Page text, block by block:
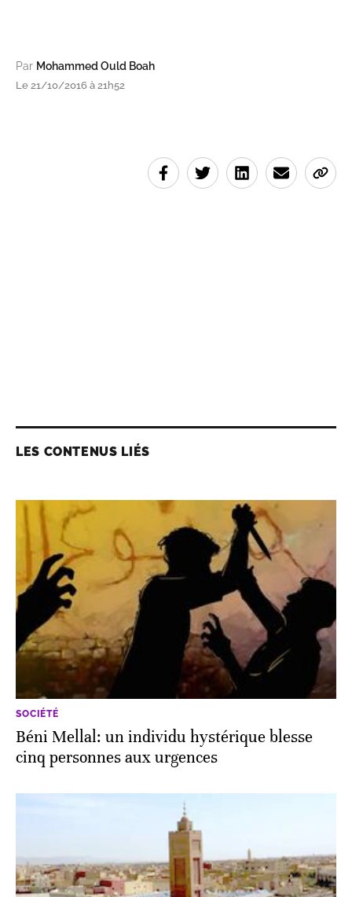
Par Mohammed Ould Boah
Le 21/10/2016 à 21h52
LES CONTENUS LIÉS
SOCIÉTÉ
Béni Mellal: un individu hystérique blesse
cinq personnes aux urgences